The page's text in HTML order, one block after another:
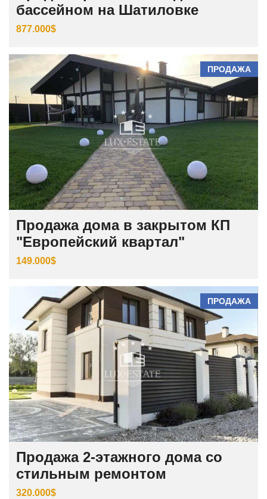
бассейном на Шатиловке
877.000$
ПРОДАЖА
Продажа дома в закрытом КП
"Европейский квартал"
149.000$
ПРОДАЖА
Продажа 2-этажного дома со
стильным ремонтом
320.000$